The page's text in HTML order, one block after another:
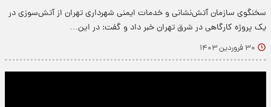
سخنگوی سازمان آتش‌نشانی و خدمات ایمنی شهرداری تهران از آتش‌سوزی در
یک پروژه کارگاهی در شرق تهران خبر داد و گفت: در این…
۳۰ فروردین ۱۴۰۳